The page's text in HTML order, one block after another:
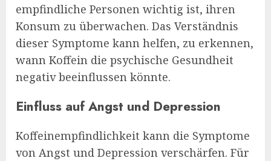
empfindliche Personen wichtig ist, ihren
Konsum zu überwachen. Das Verständnis
dieser Symptome kann helfen, zu erkennen,
wann Koffein die psychische Gesundheit
negativ beeinflussen könnte.
Einfluss auf Angst und Depression
Koffeinempfindlichkeit kann die Symptome
von Angst und Depression verschärfen. Für